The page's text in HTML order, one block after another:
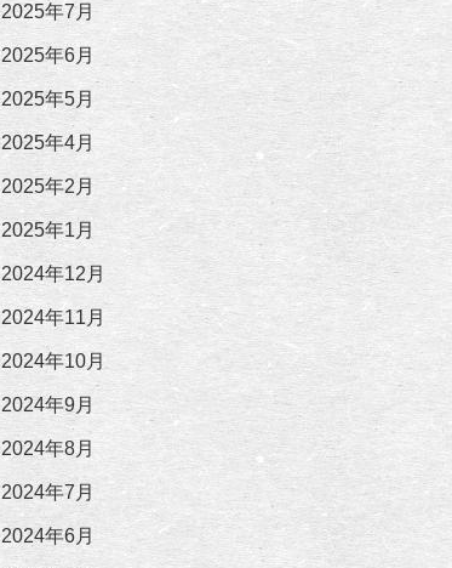
2025年7月
2025年6月
2025年5月
2025年4月
2025年2月
2025年1月
2024年12月
2024年11月
2024年10月
2024年9月
2024年8月
2024年7月
2024年6月